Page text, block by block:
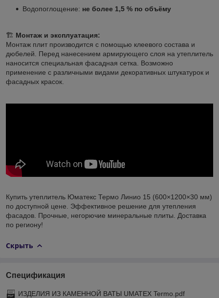
Водопоглощение: не более 1,5 % по объёму
🏗️ Монтаж и эксплуатация:
Монтаж плит производится с помощью клеевого состава и
дюбелей. Перед нанесением армирующего слоя на утеплитель
наносится специальная фасадная сетка. Возможно
применение с различными видами декоративных штукатурок и
фасадных красок.
Купить утеплитель Юматекс Термо Линио 15 (600×1200×30 мм)
по доступной цене. Эффективное решение для утепления
фасадов. Прочные, негорючие минеральные плиты. Доставка
по региону!
Скрыть
Спецификация
ИЗДЕЛИЯ ИЗ КАМЕННОЙ ВАТЫ UMATEX Termo.pdf